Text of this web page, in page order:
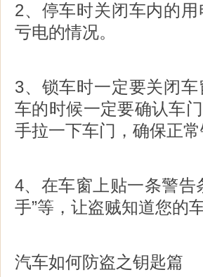
2、停车时关闭车内的
亏电的情况。
3、锁车时一定要关闭
车的时候一定要确认车
手拉一下车门，确保正常
4、在车窗上贴一条警告
手”等，让盗贼知道您的
汽车如何防盗之钥匙篇